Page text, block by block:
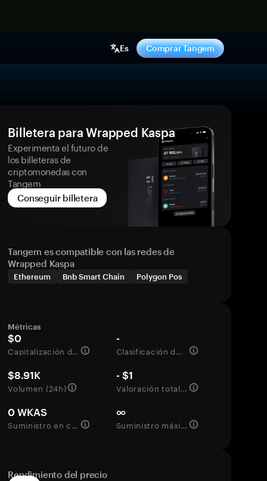
Es Comprar Tangem
Billetera para Wrapped Kaspa
Experimenta el futuro de
los billeteras de
criptomonedas con
Tangem
Conseguir billetera
Tangem es compatible con las redes de
Wrapped Kaspa
Ethereum Bnb Smart Chain Polygon Pos
Métricas
$0
Capitalización de mercado
-
Clasificación del mercado
$8.91K
Volumen (24h)
- $1
Valoración totalmente diluida
0 WKAS
Suministro en circulación
∞
Suministro máximo
Rendimiento del precio